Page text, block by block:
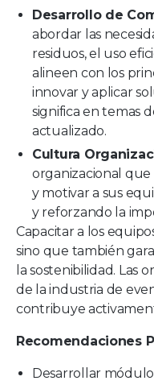
Desarrollo de
abordar las
residuos, el uso
alineen con los
innovar y aplicar
significa en temas
actualizado.
Cultura
organizacional que
y motivar a sus
y reforzando la
Capacitar a los
sino que también
la sostenibilidad. Las
de la industria de
contribuye
Recomendaciones
Desarrollar